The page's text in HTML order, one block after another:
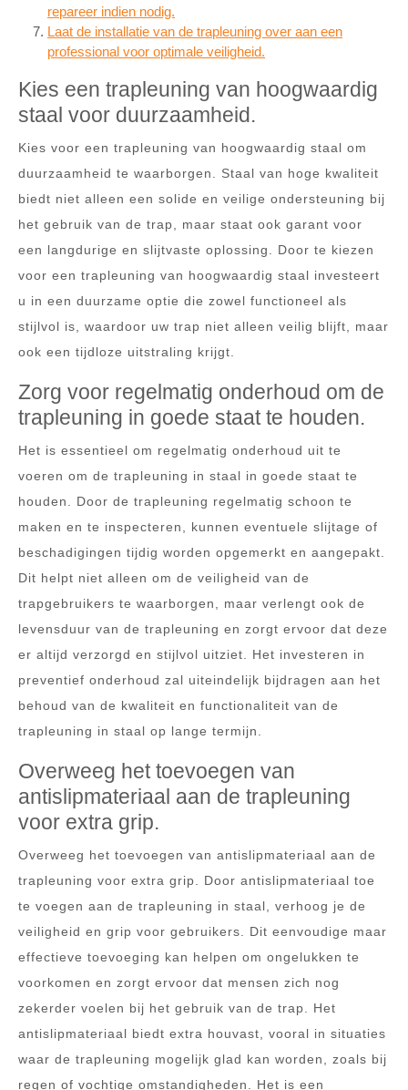
repareer indien nodig.
Laat de installatie van de trapleuning over aan een
professional voor optimale veiligheid.
Kies een trapleuning van hoogwaardig
staal voor duurzaamheid.
Kies voor een trapleuning van hoogwaardig staal om
duurzaamheid te waarborgen. Staal van hoge kwaliteit
biedt niet alleen een solide en veilige ondersteuning bij
het gebruik van de trap, maar staat ook garant voor
een langdurige en slijtvaste oplossing. Door te kiezen
voor een trapleuning van hoogwaardig staal investeert
u in een duurzame optie die zowel functioneel als
stijlvol is, waardoor uw trap niet alleen veilig blijft, maar
ook een tijdloze uitstraling krijgt.
Zorg voor regelmatig onderhoud om de
trapleuning in goede staat te houden.
Het is essentieel om regelmatig onderhoud uit te
voeren om de trapleuning in staal in goede staat te
houden. Door de trapleuning regelmatig schoon te
maken en te inspecteren, kunnen eventuele slijtage of
beschadigingen tijdig worden opgemerkt en aangepakt.
Dit helpt niet alleen om de veiligheid van de
trapgebruikers te waarborgen, maar verlengt ook de
levensduur van de trapleuning en zorgt ervoor dat deze
er altijd verzorgd en stijlvol uitziet. Het investeren in
preventief onderhoud zal uiteindelijk bijdragen aan het
behoud van de kwaliteit en functionaliteit van de
trapleuning in staal op lange termijn.
Overweeg het toevoegen van
antislipmateriaal aan de trapleuning
voor extra grip.
Overweeg het toevoegen van antislipmateriaal aan de
trapleuning voor extra grip. Door antislipmateriaal toe
te voegen aan de trapleuning in staal, verhoog je de
veiligheid en grip voor gebruikers. Dit eenvoudige maar
effectieve toevoeging kan helpen om ongelukken te
voorkomen en zorgt ervoor dat mensen zich nog
zekerder voelen bij het gebruik van de trap. Het
antislipmateriaal biedt extra houvast, vooral in situaties
waar de trapleuning mogelijk glad kan worden, zoals bij
regen of vochtige omstandigheden. Het is een